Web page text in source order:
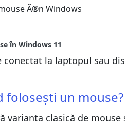
la laptopul sau
folosești un mouse?
clasică de mouse